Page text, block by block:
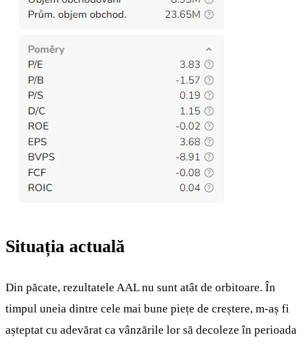
Situația actuală
Din păcate, rezultatele AAL nu sunt atât de orbitoare. În
timpul uneia dintre cele mai bune piețe de creștere, m-aș fi
așteptat cu adevărat ca vânzările lor să decoleze în perioada